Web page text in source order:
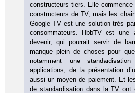
constructeurs tiers. Elle
constructeurs de TV, mais les
Google TV est une solution très
consommateurs. HbbTV est une
devenir, qui pourrait servir de
manque plein de choses pour
notamment une
applications, de la présentation
aussi un moyen de paiement. Et
de standardisation dans la TV ont